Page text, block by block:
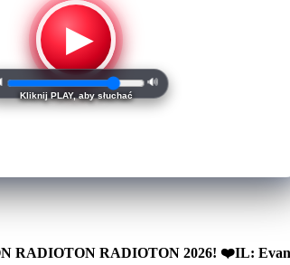
▶
🔊
Kliknij PLAY, aby słuchać
RADIOTON RADIOTON 2026! ❤️IL: